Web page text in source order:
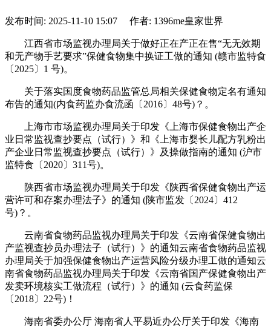
发布时间: 2025-11-10 15:07 作者: 1396me皇家世界
江西省市场监视办理局关于做好正在产正在售“无无效期
和无产物手艺要求”保健食物集中换证工做的通知 (赣市监特食
〔2025〕1 号)。
关于落实国度食物药品监管总局相关保健食物定名有通知
布告的通知(内食药监办食流函〔2016〕48号)？。
上海市市场监视办理局关于印发《上海市保健食物出产企
业日常监视查抄要点（试行）》和《上海市婴长儿配方乳粉出
产企业日常监视查抄要点（试行）》及操做指南的通知 (沪市
监特食〔2020〕311号)。
陕西省市场监视办理局关于印发《陕西省保健食物出产运
营许可和存案办理法子》的通知 (陕市监发〔2024〕412
号)？。
云南省食物药品监视办理局关于印发《云南省保健食物出
产监视查抄员办理法子（试行）》的通知云南省食物药品监视
办理局关于加强保健食物出产运营风险分级办理工做的通知云
南省食物药品监视办理局关于印发《云南省国产保健食物出产
发卖环境核实工做流程（试行）》的通知 (云食药监保
〔2018〕22号)！
海南省委办公厅 海南省人平易近办公厅关于印发《海南